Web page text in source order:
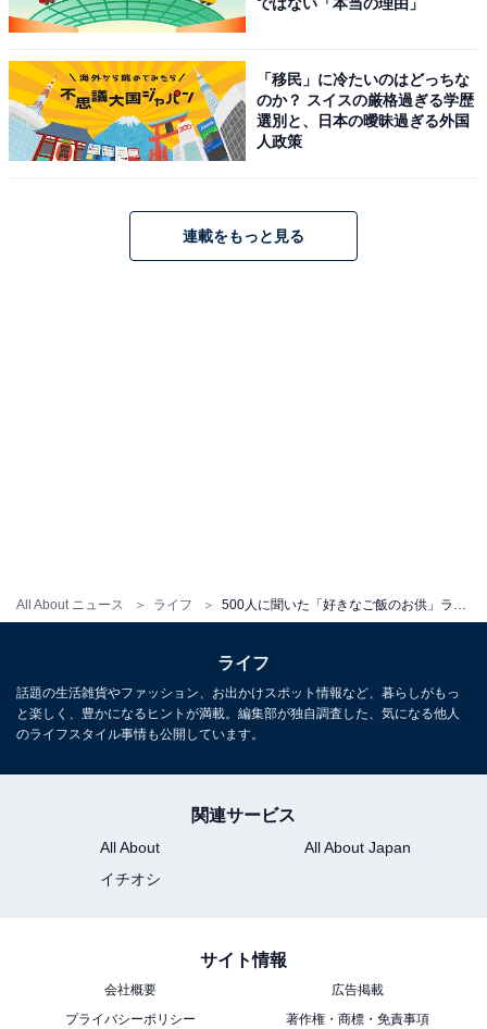
All About ニュース ライフ
ではない「本当の理由」
「移民」に冷たいのはどっちな
のか？ スイスの厳格過ぎる学歴
選別と、日本の曖昧過ぎる外国
人政策
連載をもっと見る
ライフ
話題の生活雑貨やファッション、お出かけスポット情報など、暮らしがもっ
と楽しく、豊かになるヒントが満載。編集部が独自調査した、気になる他人
のライフスタイル事情も公開しています。
関連サービス
All About
All About Japan
イチオシ
サイト情報
会社概要
広告掲載
プライバシーポリシー
著作権・商標・免責事項